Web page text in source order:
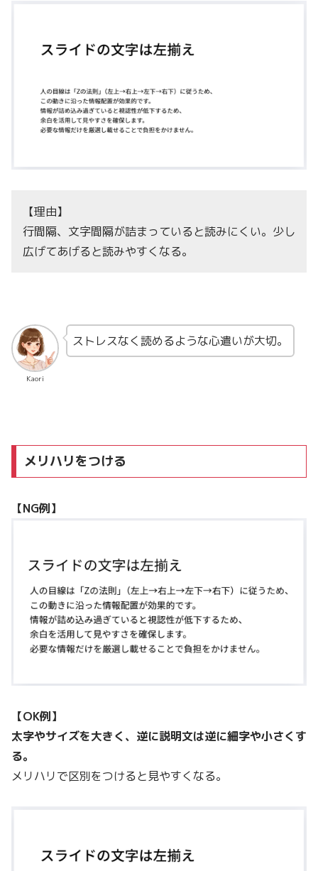
【理由】
行間隔、文字間隔が詰まっていると読みにくい。少し
広げてあげると読みやすくなる。
Kaori
ストレスなく読めるような心遣いが大切。
メリハリをつける
【NG例】
【OK例】
太字やサイズを大きく、逆に説明文は逆に細字や小さくす
る。
メリハリで区別をつけると見やすくなる。